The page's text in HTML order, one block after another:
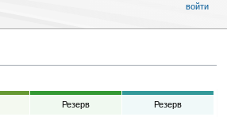
Резерв Резерв
войти